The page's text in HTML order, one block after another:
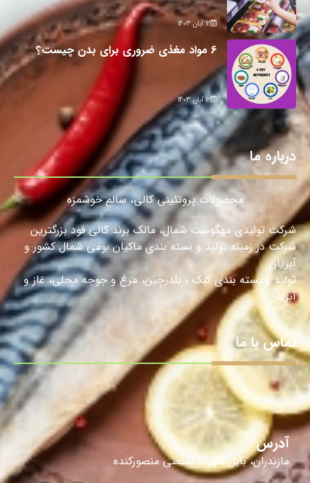
12 آبان 1403
6 مواد مغذی ضروری برای بدن چیست؟
12 آبان 1403
درباره ما
محصولات پروتئینی کالی، سالمِ خوشمزه
شرکت تولیدی مهگوشت شمال، مالک برند کالی فود بزرگترین
شرکت در زمینه تولید و بسته بندی ماکیان بومی شمال کشور و
آبزیان
تولید و بسته بندی کبک ، بلدرچین، مرغ و جوجه محلی، غاز و
آبزیان.
تماس با ما
آدرس
مازندران، بابل شهرک صنعتی منصورکنده